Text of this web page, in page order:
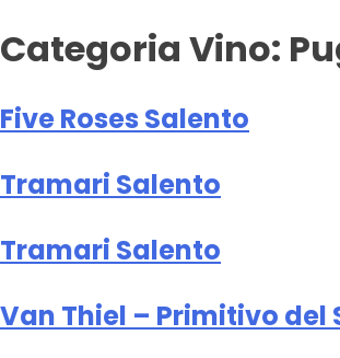
Categoria Vino:
Five Roses Salento
Tramari Salento
Tramari Salento
Van Thiel – Primitivo del